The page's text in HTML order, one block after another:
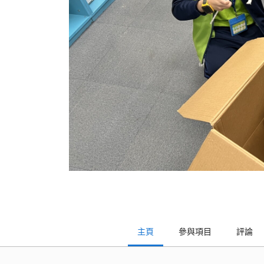
主頁 參與項目 評論